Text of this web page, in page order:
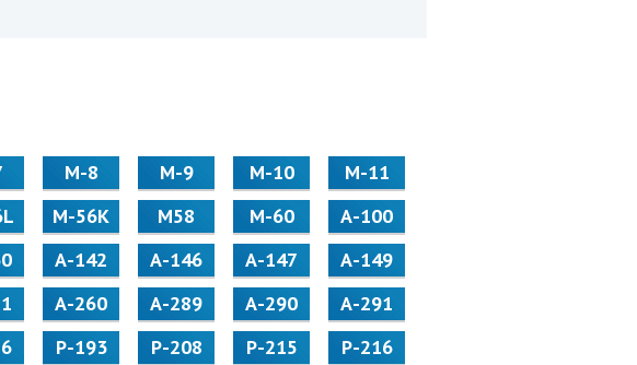
М-8 М-9 М-10
М-11
M-56K М58 M-60
А-100
А-142 А-146 А-147
А-149
А-260 А-289 А-290
А-291
Р-193 Р-208 Р-215
Р-216